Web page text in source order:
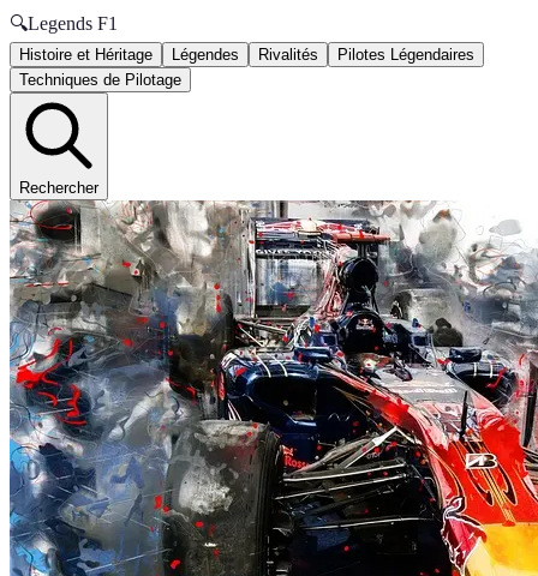
🔍Legends F1
Histoire et Héritage Légendes Rivalités
Pilotes Légendaires
Techniques de Pilotage
Rechercher